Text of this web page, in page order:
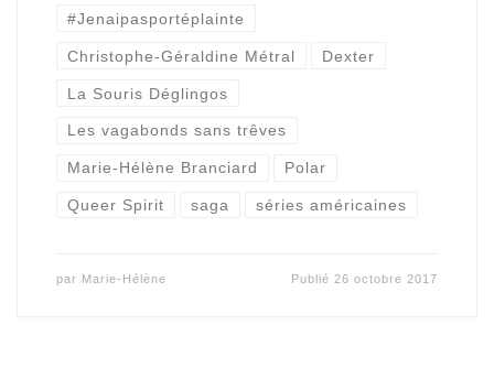
#Jenaipasportéplainte
Christophe-Géraldine Métral Dexter
La Souris Déglingos
Les vagabonds sans trêves
Marie-Hélène Branciard Polar
Queer Spirit saga séries américaines
par Marie-Hélène Publié 26 octobre 2017